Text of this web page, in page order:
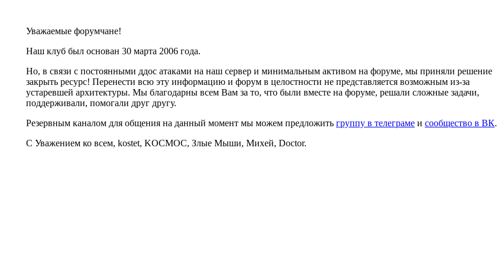
Уважаемые форумчане!
Наш клуб был основан 30 марта 2006 года.
Но, в связи с постоянными ддос атаками на наш сервер и минимальным активом на форуме, мы приняли решение
закрыть ресурс! Перенести всю эту информацию и форум в целостности не представляется возможным из-за
устаревшей архитектуры. Мы благодарны всем Вам за то, что были вместе на форуме, решали сложные задачи,
поддерживали, помогали друг другу.
Резервным каналом для общения на данный момент мы можем предложить группу в телеграме и сообщество в ВК.
С Уважением ко всем, kostet, KOCMOC, Злые Мыши, Михей, Doctor.